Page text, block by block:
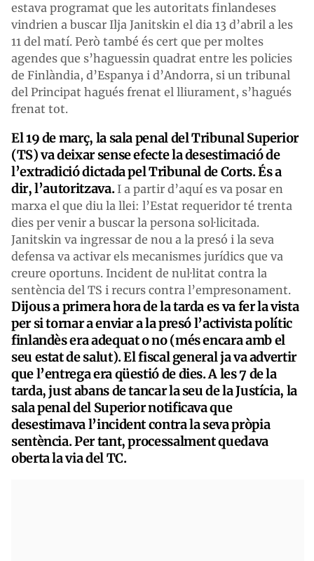
estava programat que les autoritats finlandeses
vindrien a buscar Ilja Janitskin el dia 13 d’abril a les
11 del matí. Però també és cert que per moltes
agendes que s’haguessin quadrat entre les policies
de Finlàndia, d’Espanya i d’Andorra, si un tribunal
del Principat hagués frenat el lliurament, s’hagués
frenat tot.
El 19 de març, la sala penal del Tribunal Superior
(TS) va deixar sense efecte la desestimació de
l’extradició dictada pel Tribunal de Corts. És a
dir, l’autoritzava.I a partir d’aquí es va posar en
marxa el que diu la llei: l’Estat requeridor té trenta
dies per venir a buscar la persona sol·licitada.
Janitskin va ingressar de nou a la presó i la seva
defensa va activar els mecanismes jurídics que va
creure oportuns. Incident de nul·litat contra la
sentència del TS i recurs contra l’empresonament.
Dijous a primera hora de la tarda es va fer la vista
per si tornar a enviar a la presó l’activista polític
finlandès era adequat o no (més encara amb el
seu estat de salut). El fiscal general ja va advertir
que l’entrega era qüestió de dies. A les 7 de la
tarda, just abans de tancar la seu de la Justícia, la
sala penal del Superior notificava que
desestimava l’incident contra la seva pròpia
sentència. Per tant, processalment quedava
oberta la via del TC.